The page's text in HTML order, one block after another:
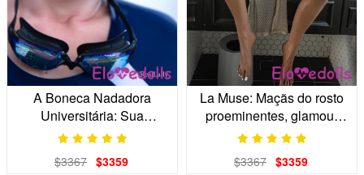
A Boneca Nadadora
Universitária: Sua
Companheira Atleta
$3367 $3359
La Muse: Maçãs do rosto
proeminentes, glamour
digital, sua boneca
$3367 $3359